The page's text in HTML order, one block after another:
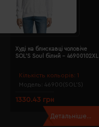
Кількість кольорів: 1
Модель: 46900(SOL’S)
Худі на блискавці чоловіче
SOL'S Soul білий - 46900102XL
1330.43 грн
Детальніше...